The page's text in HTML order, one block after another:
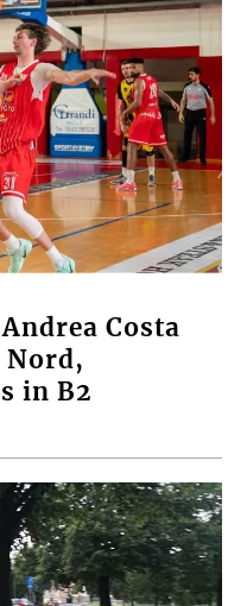
Costa
Nord,
in B2